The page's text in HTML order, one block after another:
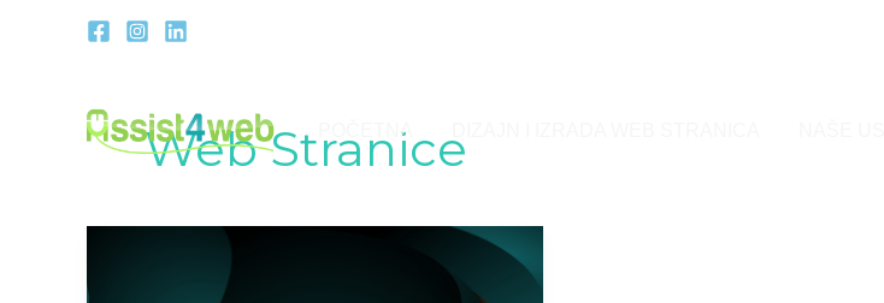
POČETNA
Web Stranice